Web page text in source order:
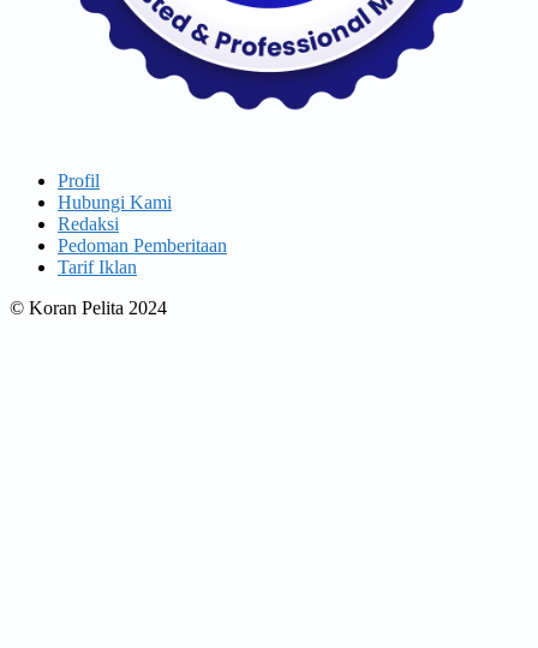
Profil
Hubungi Kami
Redaksi
Pedoman Pemberitaan
Tarif Iklan
© Koran Pelita 2024